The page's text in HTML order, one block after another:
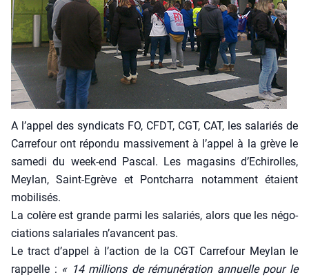
A l’appel des syn­di­cats FO, CFDT, CGT, CAT, les sala­riés de
Car­re­four ont répon­du mas­si­ve­ment à l’appel à la grève le
same­di du week-end Pas­cal. Les maga­sins d’E­chi­rolles,
Mey­lan, Saint-Egrève et Pont­char­ra notam­ment étaient
mobi­li­sés.
La colère est grande par­mi les sala­riés, alors que les négo­
cia­tions sala­riales n’avancent pas.
Le tract d’appel à l’action de la CGT Car­re­four Mey­lan le
rap­pelle : « 14 mil­lions de rému­né­ra­tion annuelle pour le